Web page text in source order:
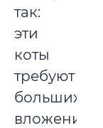
так:
эти
коты
требуют
больших
вложений